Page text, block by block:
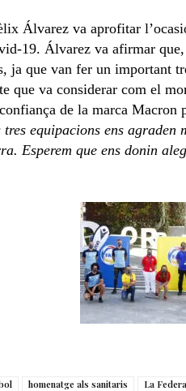
Álvarez va aprofitar
19. Álvarez va afirmar
ja que van fer un
que va considerar com el
de la marca Macron
tres equipacions ens
Esperem que ens donin
homenatge als sanitaris La